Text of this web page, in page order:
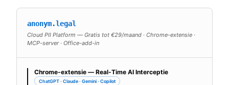
anonym.legal
Cloud PII Platform — Gratis tot €29/maand · Chrome-extensie ·
MCP-server · Office-add-in
Chrome-extensie — Real-Time AI Interceptie
ChatGPT · Claude · Gemini · Copilot